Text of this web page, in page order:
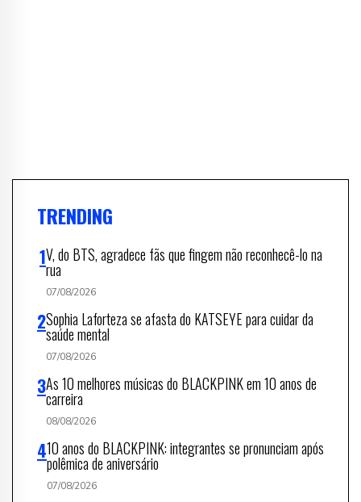
TRENDING
V, do BTS, agradece fãs que fingem não reconhecê-lo na
rua
07/08/2026
Sophia Laforteza se afasta do KATSEYE para cuidar da
saúde mental
07/08/2026
As 10 melhores músicas do BLACKPINK em 10 anos de
carreira
08/08/2026
10 anos do BLACKPINK: integrantes se pronunciam após
polêmica de aniversário
07/08/2026